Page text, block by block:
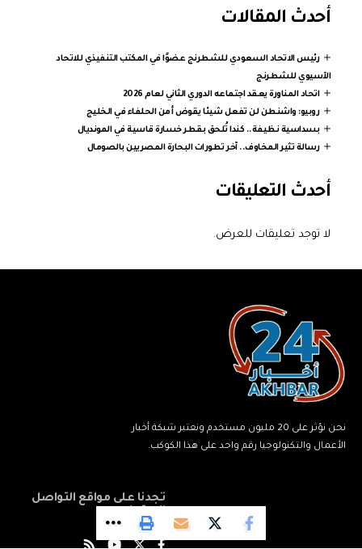
أحدث المقالات
رئيس الاتحاد السعودي للشطرنج عضوًا في المكتب التنفيذي للاتحاد
الآسيوي للشطرنج
اتحاد المناورة يعقد اجتماعه الدوري الثاني لعام 2026
روبيو: واشنطن لن تفعل شيئا يقوض أمن الحلفاء في الخليج
بسداسية نظيفة.. كندا تُلحق بقطر خسارة قاسية في المونديال
رسالة تثير المخاوف.. آخر تطورات البحارة المصريين بالصومال
أحدث التعليقات
لا توجد تعليقات للعرض.
نحن نؤثر على 20 مليون مستخدم ونعتبر شبكة أخبار
الأعمال والتكنولوجيا رقم واحد على هذا الكوكب.
تجدنا على مواقع التواصل